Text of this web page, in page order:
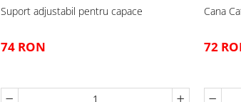
Suport adjustabil pentru capace
74 RON
Cana
72